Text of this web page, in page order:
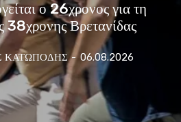
ο 26χρονος για τη
38χρονης Βρετανίδας
ΚΑΤΩΠΟΔΗΣ - 06.08.2026